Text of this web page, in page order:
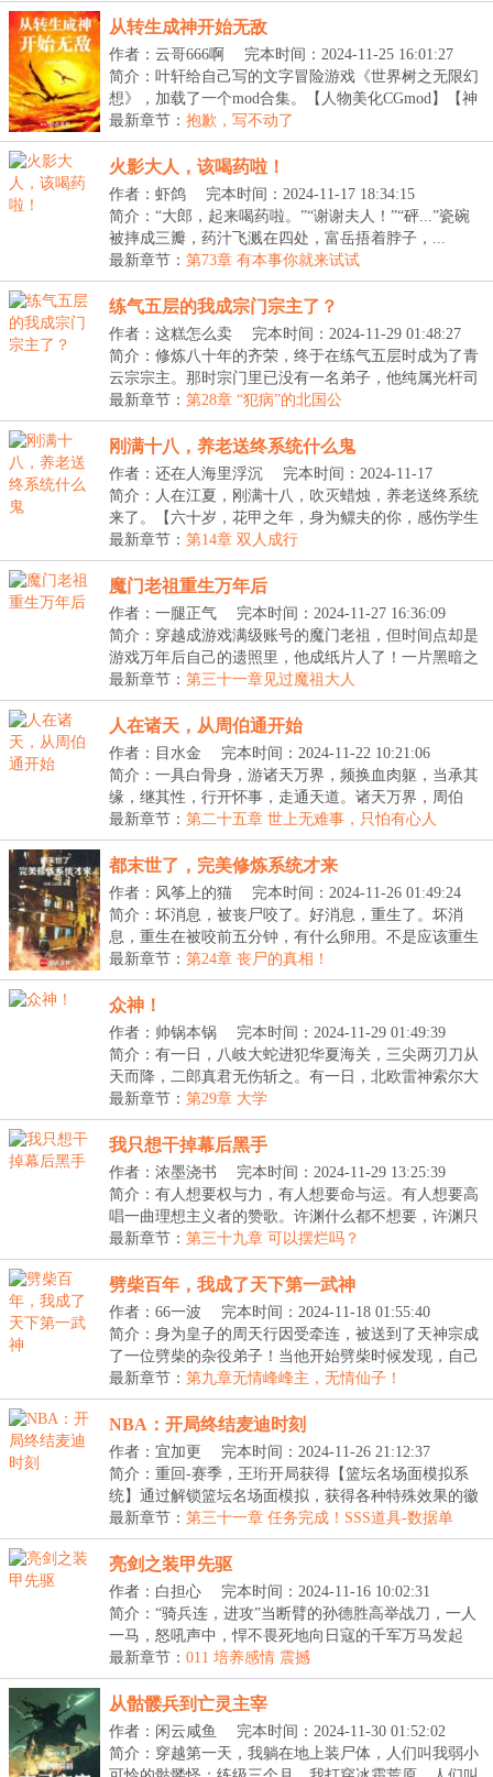
从转生成神开始无敌
作者：云哥666啊
完本时间：2024-11-25 16:01:27
简介：叶轩给自己写的文字冒险游戏《世界树之无限幻
想》，加载了一个mod合集。【人物美化CGmod】【神
器打...
最新章节： 抱歉，写不动了
火影大人，该喝药啦！
作者：虾鸽
完本时间：2024-11-17 18:34:15
简介：“大郎，起来喝药啦。”“谢谢夫人！”“砰...”瓷碗
被摔成三瓣，药汁飞溅在四处，富岳捂着脖子，...
最新章节： 第73章 有本事你就来试试
练气五层的我成宗门宗主了？
作者：这糕怎么卖
完本时间：2024-11-29 01:48:27
简介：修炼八十年的齐荣，终于在练气五层时成为了青
云宗宗主。那时宗门里已没有一名弟子，他纯属光杆司
令...
最新章节： 第28章 “犯病”的北国公
刚满十八，养老送终系统什么鬼
作者：还在人海里浮沉
完本时间：2024-11-17
20:36:16
简介：人在江夏，刚满十八，吹灭蜡烛，养老送终系统
来了。【六十岁，花甲之年，身为鳏夫的你，感伤学生
时...
最新章节： 第14章 双人成行
魔门老祖重生万年后
作者：一腿正气
完本时间：2024-11-27 16:36:09
简介：穿越成游戏满级账号的魔门老祖，但时间点却是
游戏万年后自己的遗照里，他成纸片人了！一片黑暗之
中...
最新章节： 第三十一章见过魔祖大人
人在诸天，从周伯通开始
作者：目水金
完本时间：2024-11-22 10:21:06
简介：一具白骨身，游诸天万界，频换血肉躯，当承其
缘，继其性，行开怀事，走通天道。诸天万界，周伯
通、...
最新章节： 第二十五章 世上无难事，只怕有心人
都末世了，完美修炼系统才来
作者：风筝上的猫
完本时间：2024-11-26 01:49:24
简介：坏消息，被丧尸咬了。好消息，重生了。坏消
息，重生在被咬前五分钟，有什么卵用。不是应该重生
在丧...
最新章节： 第24章 丧尸的真相！
众神！
作者：帅锅本锅
完本时间：2024-11-29 01:49:39
简介：有一日，八岐大蛇进犯华夏海关，三尖两刃刀从
天而降，二郎真君无伤斩之。有一日，北欧雷神索尔大
战...
最新章节： 第29章 大学
我只想干掉幕后黑手
作者：浓墨浇书
完本时间：2024-11-29 13:25:39
简介：有人想要权与力，有人想要命与运。有人想要高
唱一曲理想主义者的赞歌。许渊什么都不想要，许渊只
想...
最新章节： 第三十九章 可以摆烂吗？
劈柴百年，我成了天下第一武神
作者：66一波
完本时间：2024-11-18 01:55:40
简介：身为皇子的周天行因受牵连，被送到了天神宗成
了一位劈柴的杂役弟子！当他开始劈柴时候发现，自己
劈...
最新章节： 第九章无情峰峰主，无情仙子！
NBA：开局终结麦迪时刻
作者：宜加更
完本时间：2024-11-26 21:12:37
简介：重回-赛季，王珩开局获得【篮坛名场面模拟系
统】通过解锁篮坛名场面模拟，获得各种特殊效果的徽
章...
最新章节： 第三十一章 任务完成！SSS道具-数据单
亮剑之装甲先驱
作者：白担心
完本时间：2024-11-16 10:02:31
简介：“骑兵连，进攻”当断臂的孙德胜高举战刀，一人
一马，怒吼声中，悍不畏死地向日寇的千军万马发起
冲...
最新章节： 011 培养感情 震撼
从骷髅兵到亡灵主宰
作者：闲云咸鱼
完本时间：2024-11-30 01:52:02
简介：穿越第一天，我躺在地上装尸体，人们叫我弱小